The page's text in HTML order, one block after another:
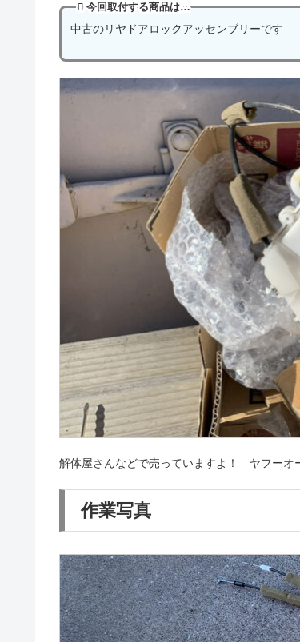
今回取付する商品は…
中古のリヤドアロックアッセンブリーです
解体屋さんなどで売っていますよ！ ヤフーオ
作業写真